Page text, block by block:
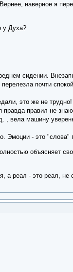
наверное я
у Духа?
сидении.
почти
это же не
правил не
, вела машину
Эмоции - это "слова"
объясняет
а реал - это реал, не